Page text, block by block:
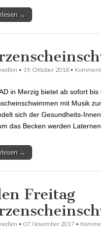
→
• 19. Oktober 2018 •
in Merzig bietet ab sofort
mit Musik
sich der Gesundheits-
das Becken werden
→
Freitag
• 07. November 2017 •